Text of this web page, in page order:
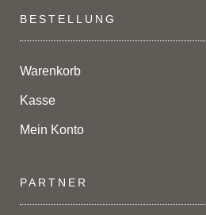
BESTELLUNG
Warenkorb
Kasse
Mein Konto
PARTNER